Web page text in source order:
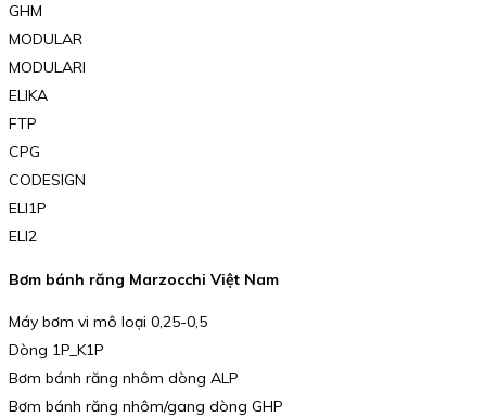
GHM
MODULAR
MODULARI
ELIKA
FTP
CPG
CODESIGN
ELI1P
ELI2
Bơm bánh răng Marzocchi Việt Nam
Máy bơm vi mô loại 0,25-0,5
Dòng 1P_K1P
Bơm bánh răng nhôm dòng ALP
Bơm bánh răng nhôm/gang dòng GHP